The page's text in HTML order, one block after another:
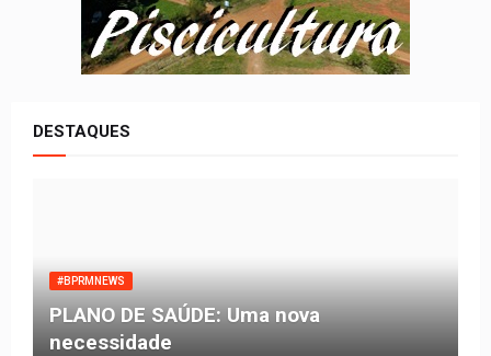
DESTAQUES
#BPRMNEWS
PLANO DE SAÚDE: Uma nova
necessidade